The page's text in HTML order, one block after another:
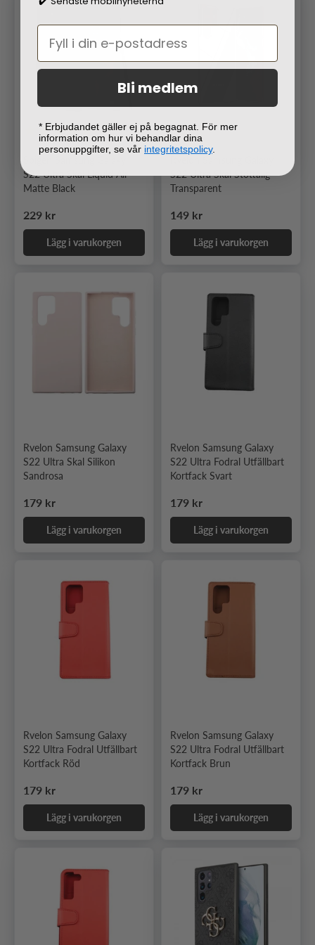
2
S22 Ultra Skal Liquid Air
Matte Black
Ordinarie pris
229 kr
Lägg i varukorgen
S22 Ultra Skal Stöttålig
Transparent
Ordinarie pris
149 kr
Lägg i varukorgen
Rvelon Samsung Galaxy
S22 Ultra Skal Silikon
Sandrosa
Ordinarie pris
179 kr
Lägg i varukorgen
Rvelon Samsung Galaxy
S22 Ultra Fodral Utfällbart
Kortfack Svart
Ordinarie pris
179 kr
Lägg i varukorgen
Rvelon Samsung Galaxy
S22 Ultra Fodral Utfällbart
Kortfack Röd
Ordinarie pris
179 kr
Lägg i varukorgen
Rvelon Samsung Galaxy
S22 Ultra Fodral Utfällbart
Kortfack Brun
Ordinarie pris
179 kr
Lägg i varukorgen
Bli medlem
* Erbjudandet gäller ej på begagnat. För mer
information om hur vi behandlar dina
personuppgifter, se vår integritetspolicy.